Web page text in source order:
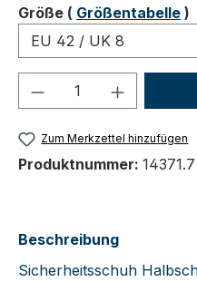
Größeauswählen
( Größentabelle )
Produkt Anzahl:
Zum Merkzettel hinzufügen
Produktnummer: 14371.7
Beschreibung
Sicherheitsschuh